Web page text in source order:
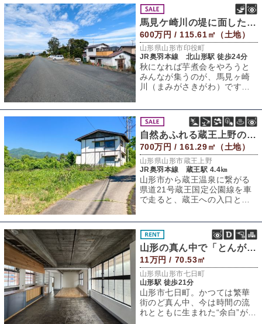
馬見ケ崎川の堤に面した気持ちのいい土地
600万円 / 115.61㎡（土地）
山形県山形市印役町
JR奥羽本線 北山形駅 徒歩24分
秋になれば芋煮会をやろうと
みんなが集うのが、馬見ヶ崎
川（まみがさきがわ）です。
自然あふれる蔵王上野の土地
700万円 / 161.29㎡（土地）
山形県山形市蔵王上野
JR奥羽本線 蔵王駅 4.4㎞
山形市から蔵王温泉に繋がる
県道21号蔵王国定公園線を車
で走ると、蔵王への入口とも
えてきます。そ
山形の真ん中で「とんがる」──Room6
11万円 / 70.53㎡
山形県山形市七日町
山形駅 徒歩21分
山形市七日町。かつては繁華
街のど真ん中、今は時間の流
れとともに生まれた“余白”が点